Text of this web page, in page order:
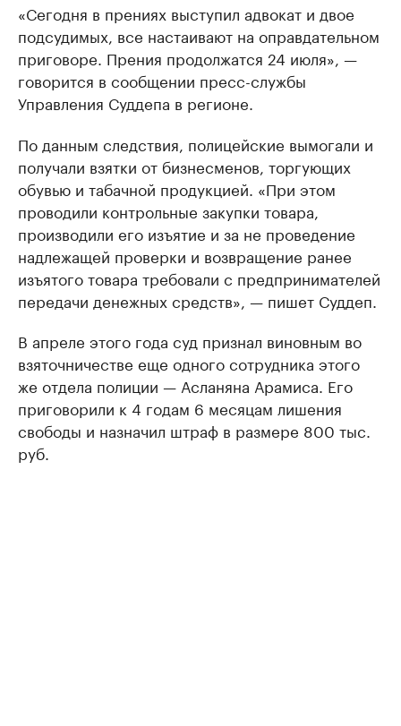
«Сегодня в прениях выступил адвокат и двое
подсудимых, все настаивают на оправдательном
приговоре. Прения продолжатся 24 июля», —
говорится в сообщении пресс-службы
Управления Суддепа в регионе.
По данным следствия, полицейские вымогали и
получали взятки от бизнесменов, торгующих
обувью и табачной продукцией. «При этом
проводили контрольные закупки товара,
производили его изъятие и за не проведение
надлежащей проверки и возвращение ранее
изъятого товара требовали с предпринимателей
передачи денежных средств», — пишет Суддеп.
В апреле этого года суд признал виновным во
взяточничестве еще одного сотрудника этого
же отдела полиции — Асланяна Арамиса. Его
приговорили к 4 годам 6 месяцам лишения
свободы и назначил штраф в размере 800 тыс.
руб.